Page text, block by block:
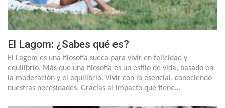
El Lagom: ¿Sabes qué es?
El Lagom es una filosofía sueca para vivir en felicidad y
equilibrio. Más que una filosofía es un estilo de vida, basado en
la moderación y el equilibrio. Vivir con lo esencial, conociendo
nuestras necesidades. Gracias al impacto que tiene…